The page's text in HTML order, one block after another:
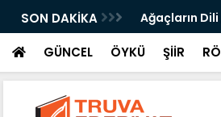
SON DAKİKA
Dair / Suna Ağaçların
GÜNCEL ÖYKÜ ŞİİR